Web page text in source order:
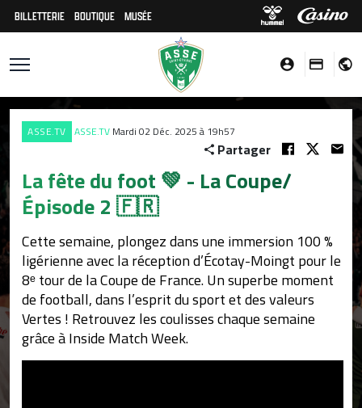
BILLETTERIE BOUTIQUE MUSÉE
ASSE.TV ASSE.TV Mardi 02 Déc. 2025 à 19h57
Partager
La fête du foot 💚 - La Coupe/
Épisode 2 🇫🇷
Cette semaine, plongez dans une immersion 100 %
ligérienne avec la réception d’Écotay-Moingt pour le
8ᵉ tour de la Coupe de France. Un superbe moment
de football, dans l’esprit du sport et des valeurs
Vertes ! Retrouvez les coulisses chaque semaine
grâce à Inside Match Week.